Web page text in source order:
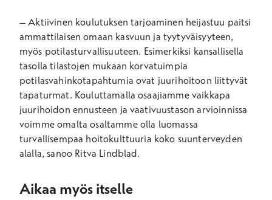
– Aktiivinen koulutuksen tarjoaminen heijastuu paitsi
ammattilaisen omaan kasvuun ja tyytyväisyyteen,
myös potilasturvallisuuteen. Esimerkiksi kansallisella
tasolla tilastojen mukaan korvatuimpia
potilasvahinkotapahtumia ovat juurihoitoon liittyvät
tapaturmat. Kouluttamalla osaajiamme vaikkapa
juurihoidon ennusteen ja vaativuustason arvioinnissa
voimme omalta osaltamme olla luomassa
turvallisempaa hoitokulttuuria koko suunterveyden
alalla, sanoo Ritva Lindblad.
Aikaa myös itselle